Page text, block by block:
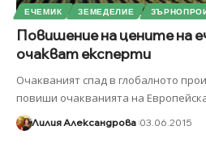
ЕЧЕМИК ЗЕМЕДЕЛИЕ
Повишение на цените на
очакват експерти
Очакваният спад в глобалното
повиши очакванията на
Лилия Александрова 03.06.2015